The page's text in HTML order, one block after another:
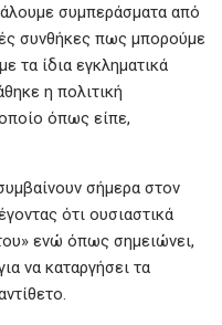
συμπεράσματα από
συνθήκες πως μπορούμε
τα ίδια εγκληματικά
η πολιτική
όπως είπε,
σήμερα στον
ότι ουσιαστικά
ενώ όπως σημειώνει,
να καταργήσει τα